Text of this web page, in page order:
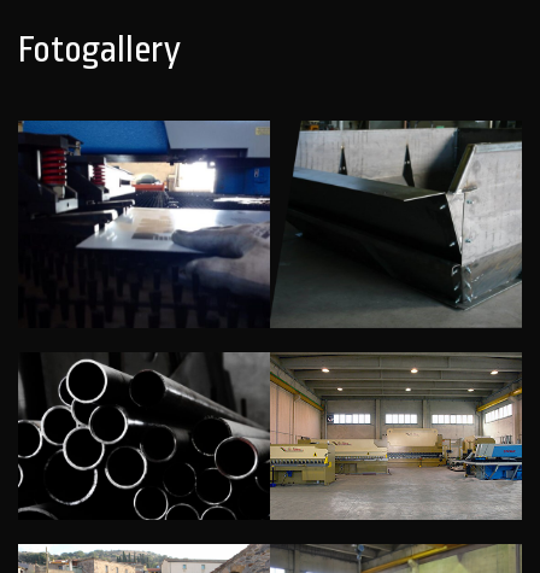
Fotogallery